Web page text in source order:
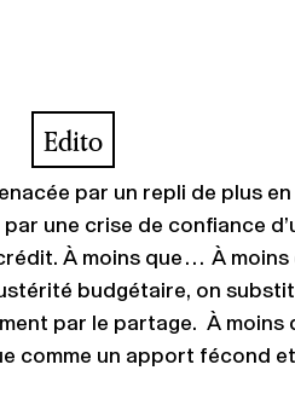
Edito
par un repli de plus
une crise de confiance
À moins que… À moins
budgétaire, on
par le partage. À moins
comme un apport fécond